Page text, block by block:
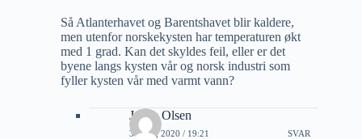
Så Atlanterhavet og Barentshavet blir kaldere,
men utenfor norskekysten har temperaturen økt
med 1 grad. Kan det skyldes feil, eller er det
byene langs kysten vår og norsk industri som
fyller kysten vår med varmt vann?
Janne Olsen
3 JUNI, 2020 / 19:21 SVAR